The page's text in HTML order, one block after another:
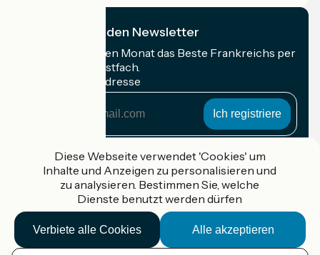
Ich abonniere den Newsletter
Erhalten Sie jeden Monat das Beste Frankreichs per
Rad in Ihrem Postfach.
Meine E-Mail-Adresse
Adresse
Gefördert im Rahmen von Destination France
Accueil Vélo Pro
Diese Webseite verwendet 'Cookies' um
Inhalte und Anzeigen zu personalisieren und
zu analysieren. Bestimmen Sie, welche
Dienste benutzt werden dürfen
Alle akzeptieren
Verbiete alle Cookies